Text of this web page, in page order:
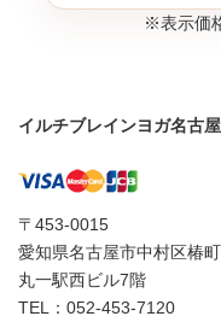
※表示価
イルチブレインヨガ名古
〒453-0015
愛知県名古屋市中村区椿
丸一駅西ビル7階
TEL：052-453-7120